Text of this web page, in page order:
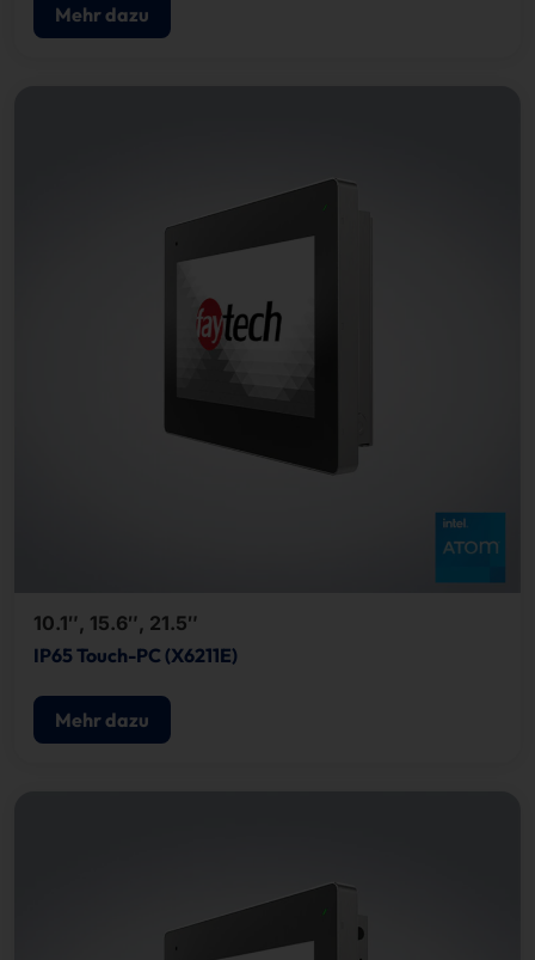
Mehr dazu
10.1″, 15.6″, 21.5″
IP65 Touch-PC (X6211E)
Mehr dazu